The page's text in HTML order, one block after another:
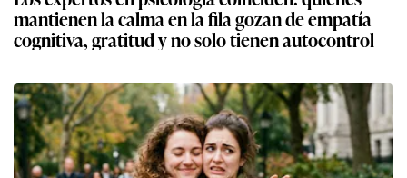
mantienen la calma en la fila gozan de empatía
cognitiva, gratitud y no solo tienen autocontrol